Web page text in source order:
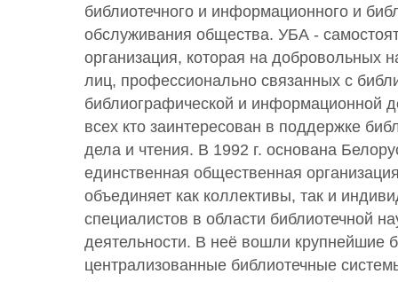
библиотечного и информационного и
обслуживания общества. УБА -
организация, которая на добровольных
лиц, профессионально связанных с
библиографической и информационной
всех кто заинтересован в поддержке
дела и чтения. В 1992 г. основана
единственная общественная
объединяет как коллективы, так и
специалистов в области библиотечной
деятельности. В неё вошли крупнейшие
централизованные библиотечные